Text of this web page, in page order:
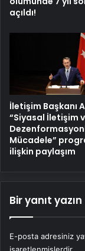
açıldı!
İletişim Başkanı
“Siyasal İletişim
Mücadele”
ilişkin paylaşım
Bir yanıt yazın
E-posta adresiniz